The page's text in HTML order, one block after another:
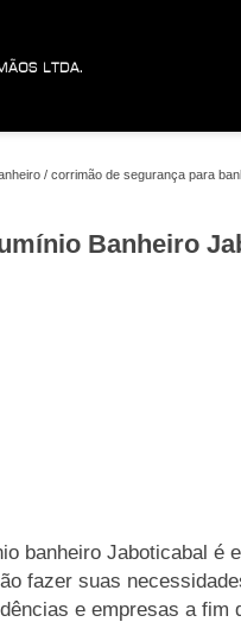
corrimão de segurança para
Banheiro
banheiro Jaboticabal é
fazer suas
e empresas a fim